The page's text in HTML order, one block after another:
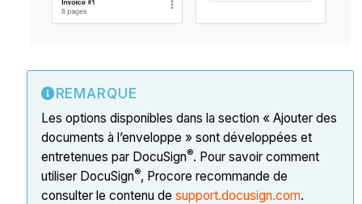
REMARQUE
Les options disponibles dans la section « Ajouter des
documents à l’enveloppe » sont développées et
entretenues par DocuSign®. Pour savoir comment
utiliser DocuSign®, Procore recommande de
consulter le contenu de support.docusign.com.